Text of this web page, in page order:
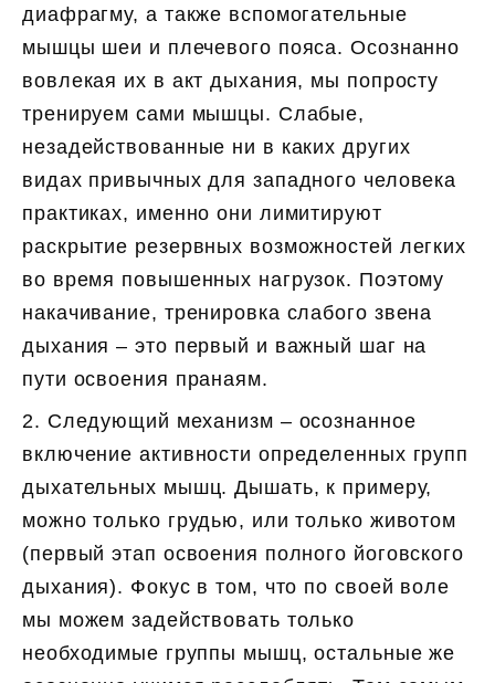
диафрагму, а также вспомогательные
мышцы шеи и плечевого пояса. Осознанно
вовлекая их в акт дыхания, мы попросту
тренируем сами мышцы. Слабые,
незадействованные ни в каких других
видах привычных для западного человека
практиках, именно они лимитируют
раскрытие резервных возможностей легких
во время повышенных нагрузок. Поэтому
накачивание, тренировка слабого звена
дыхания – это первый и важный шаг на
пути освоения пранаям.
2. Следующий механизм – осознанное
включение активности определенных групп
дыхательных мышц. Дышать, к примеру,
можно только грудью, или только животом
(первый этап освоения полного йоговского
дыхания). Фокус в том, что по своей воле
мы можем задействовать только
необходимые группы мышц, остальные же